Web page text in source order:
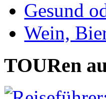
Gesund
Wein,
TOURen